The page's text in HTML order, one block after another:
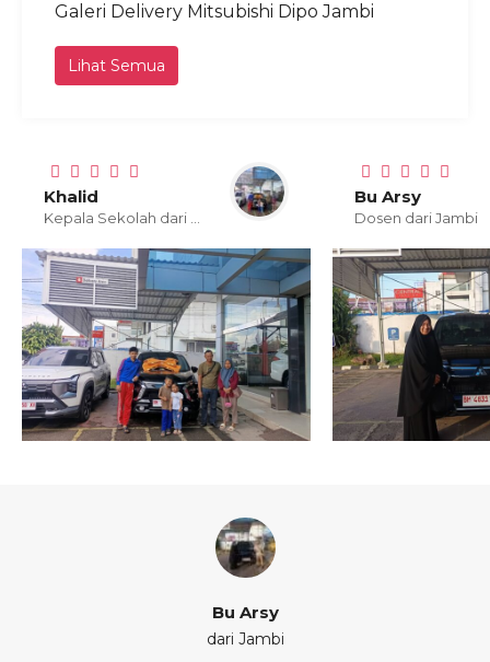
Galeri Delivery Mitsubishi Dipo Jambi
Lihat Semua
Khalid Bu Arsy
Dosen dari Jambi
Bu Arsy
dari Jambi